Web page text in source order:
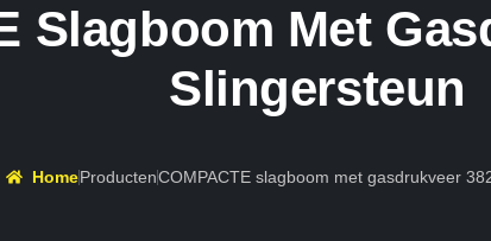
Slagboom Met
Slingersteun
HomeProductenCOMPACTE slagboom met gasdrukveer